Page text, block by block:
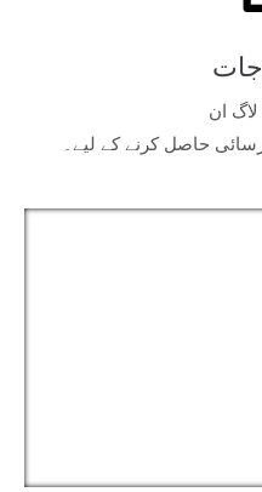
جات
حاصل کرنے کے لیے۔